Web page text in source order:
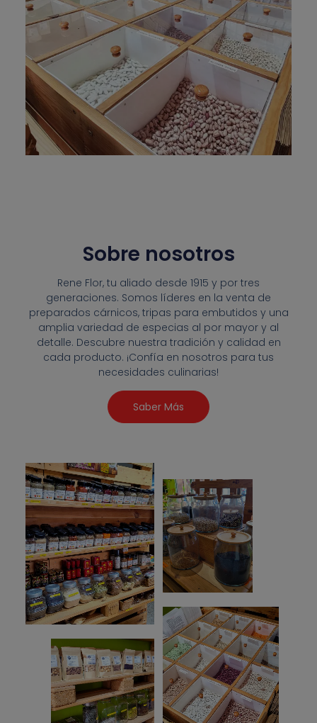
Sobre nosotros
Rene Flor, tu aliado desde 1915 y por tres
generaciones. Somos líderes en la venta de
preparados cárnicos, tripas para embutidos y una
amplia variedad de especias al por mayor y al
detalle. Descubre nuestra tradición y calidad en
cada producto. ¡Confía en nosotros para tus
necesidades culinarias!
Saber Más